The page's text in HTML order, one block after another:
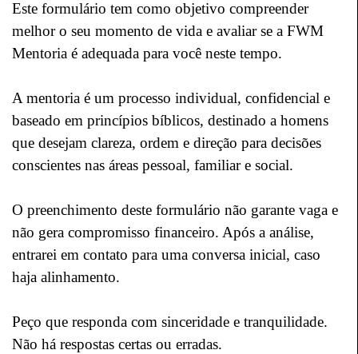
Este formulário tem como objetivo compreender
melhor o seu momento de vida e avaliar se a FWM
Mentoria é adequada para você neste tempo.
A mentoria é um processo individual, confidencial e
baseado em princípios bíblicos, destinado a homens
que desejam clareza, ordem e direção para decisões
conscientes nas áreas pessoal, familiar e social.
O preenchimento deste formulário não garante vaga e
não gera compromisso financeiro. Após a análise,
entrarei em contato para uma conversa inicial, caso
haja alinhamento.
Peço que responda com sinceridade e tranquilidade.
Não há respostas certas ou erradas.